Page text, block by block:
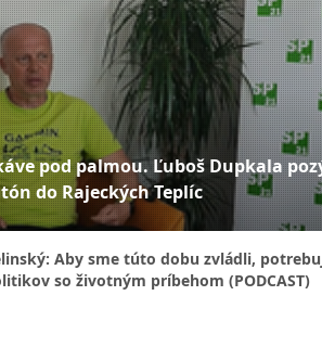
pod palmou. Ľuboš Dupkala
do Rajeckých Teplíc
Aby sme túto dobu zvládli,
so životným príbehom (PODCAST)